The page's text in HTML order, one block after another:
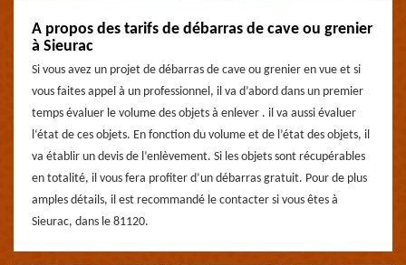
A propos des tarifs de débarras de cave ou grenier
à Sieurac
Si vous avez un projet de débarras de cave ou grenier en vue et si
vous faites appel à un professionnel, il va d’abord dans un premier
temps évaluer le volume des objets à enlever . il va aussi évaluer
l‘état de ces objets. En fonction du volume et de l’état des objets, il
va établir un devis de l’enlèvement. Si les objets sont récupérables
en totalité, il vous fera profiter d’un débarras gratuit. Pour de plus
amples détails, il est recommandé le contacter si vous êtes à
Sieurac, dans le 81120.